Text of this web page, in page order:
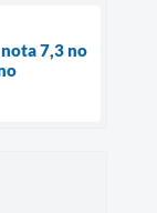
7,3 no